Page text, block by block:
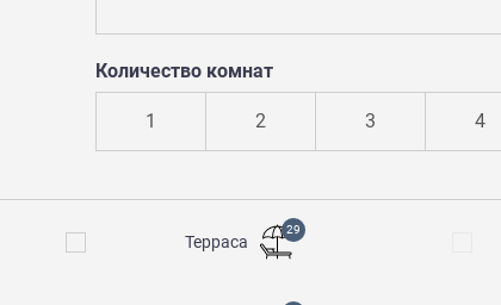
Количество комнат
1 2 3 4
Терраса
29